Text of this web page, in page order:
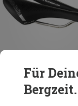
Du sparst 18%
Für